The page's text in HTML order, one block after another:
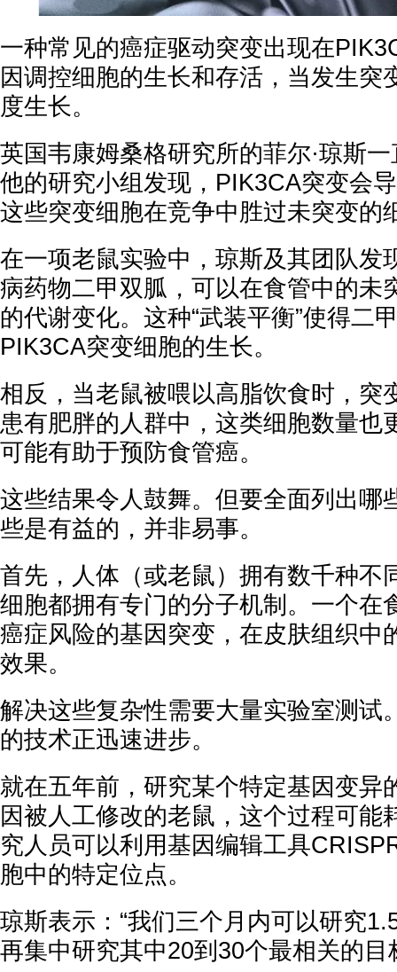
一种常见的癌症驱动突变出现在
因调控细胞的生长和存活，当发生突
度生长。
英国韦康姆桑格研究所的菲尔·琼斯
他的研究小组发现，PIK3CA突变会
这些突变细胞在竞争中胜过未突变的
在一项老鼠实验中，琼斯及其团队发
病药物二甲双胍，可以在食管中的未
的代谢变化。这种“武装平衡”使得二
PIK3CA突变细胞的生长。
相反，当老鼠被喂以高脂饮食时，突
患有肥胖的人群中，这类细胞数量也
可能有助于预防食管癌。
这些结果令人鼓舞。但要全面列出哪
些是有益的，并非易事。
首先，人体（或老鼠）拥有数千种不
细胞都拥有专门的分子机制。一个在
癌症风险的基因突变，在皮肤组织中
效果。
解决这些复杂性需要大量实验室测试
的技术正迅速进步。
就在五年前，研究某个特定基因变异
因被人工修改的老鼠，这个过程可能
究人员可以利用基因编辑工具
胞中的特定位点。
琼斯表示：“我们三个月内可以研究
再集中研究其中20到30个最相关的目